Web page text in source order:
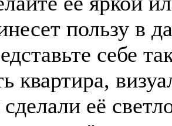
пользу в
себе
квартира,
её